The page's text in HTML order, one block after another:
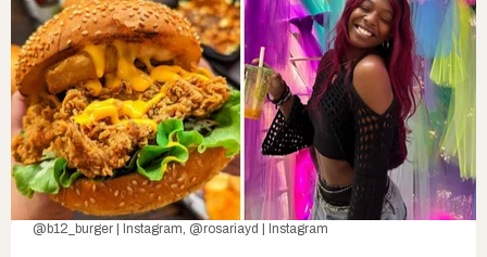
@b12_burger | Instagram, @rosariayd | Instagram